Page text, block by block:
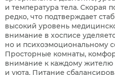
и температура тела. Скорая
редко, что подтверждает
высокий уровень
внимание в хосписе
но и психоэмоциональному
Просторные комнаты,
внимание к каждому жителю
и уюта. Питание